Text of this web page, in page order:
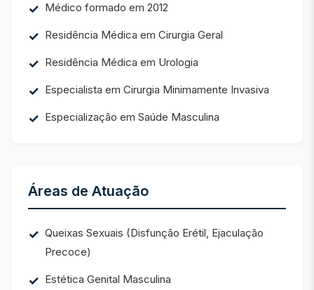
Médico formado em 2012
Residência Médica em Cirurgia Geral
Residência Médica em Urologia
Especialista em Cirurgia Minimamente Invasiva
Especialização em Saúde Masculina
Áreas de Atuação
Queixas Sexuais (Disfunção Erétil, Ejaculação
Precoce)
Estética Genital Masculina